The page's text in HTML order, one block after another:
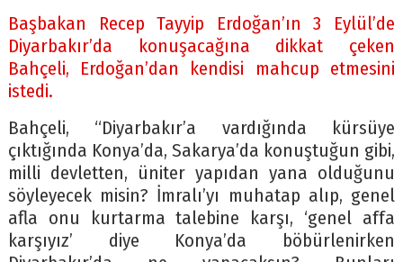
Başbakan Recep Tayyip Erdoğan’ın 3 Eylül’de
Diyarbakır’da konuşacağına dikkat çeken
Bahçeli, Erdoğan’dan kendisi mahcup etmesini
istedi.
Bahçeli, “Diyarbakır’a vardığında kürsüye
çıktığında Konya’da, Sakarya’da konuştuğun gibi,
milli devletten, üniter yapıdan yana olduğunu
söyleyecek misin? İmralı’yı muhatap alıp, genel
afla onu kurtarma talebine karşı, ‘genel affa
karşıyız’ diye Konya’da böbürlenirken